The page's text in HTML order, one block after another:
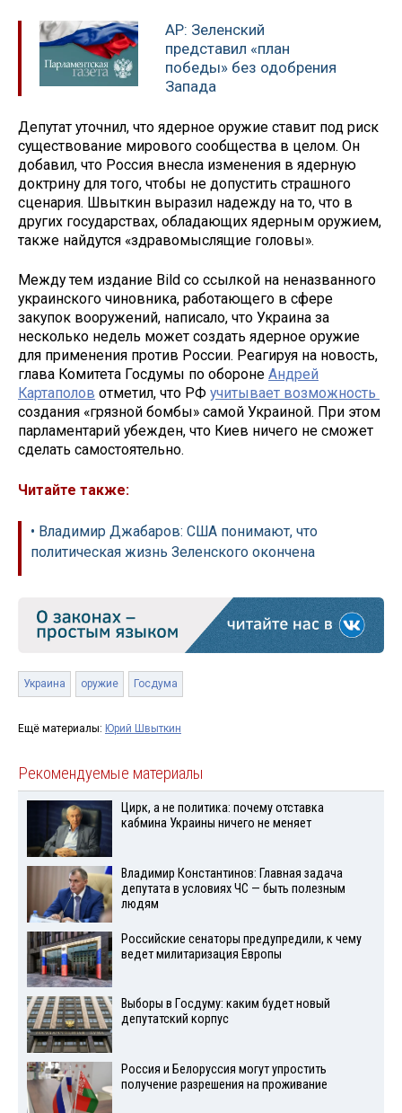
AP: Зеленский
представил «план
победы» без одобрения
Запада
Депутат уточнил, что ядерное оружие ставит под риск
существование мирового сообщества в целом. Он
добавил, что Россия внесла изменения в ядерную
доктрину для того, чтобы не допустить страшного
сценария. Швыткин выразил надежду на то, что в
других государствах, обладающих ядерным оружием,
также найдутся «здравомыслящие головы».
Между тем издание Bild со ссылкой на неназванного
украинского чиновника, работающего в сфере
закупок вооружений, написало, что Украина за
несколько недель может создать ядерное оружие
для применения против России. Реагируя на новость,
глава Комитета Госдумы по обороне Андрей
Картаполов отметил, что РФ учитывает возможность
создания «грязной бомбы» самой Украиной. При этом
парламентарий убежден, что Киев ничего не сможет
сделать самостоятельно.
Читайте также:
• Владимир Джабаров: США понимают, что
политическая жизнь Зеленского окончена
Украина оружие Госдума
Ещё материалы: Юрий Швыткин
Рекомендуемые материалы
Цирк, а не политика: почему отставка
кабмина Украины ничего не меняет
Владимир Константинов: Главная задача
депутата в условиях ЧС — быть полезным
людям
Российские сенаторы предупредили, к чему
ведет милитаризация Европы
Выборы в Госдуму: каким будет новый
депутатский корпус
Россия и Белоруссия могут упростить
получение разрешения на проживание